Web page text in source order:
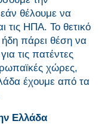
εάν θέλουμε να
τις ΗΠΑ. Το θετικό
ήδη πάρει θέση να
τις πατέντες
χώρες,
έχουμε από τα
Ελλάδα